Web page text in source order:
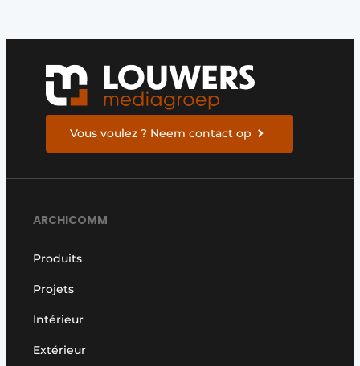
Vous voulez ? Neem contact op
ARCHICOMM
Produits
Projets
Intérieur
Extérieur